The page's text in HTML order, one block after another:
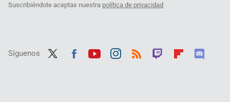
Suscribiéndote aceptas nuestra política de privacidad
Síguenos